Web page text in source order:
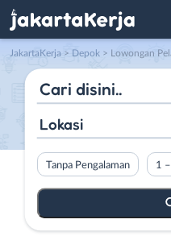
JakartaKerja > Depok > Lowongan Pelatihan
Lokasi
Tanpa Pengalaman 1